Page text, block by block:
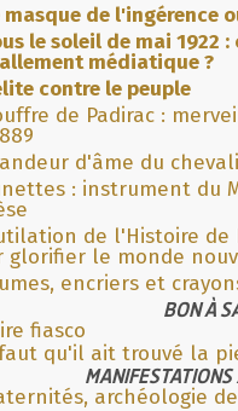
masque de l'ingérence
le soleil de mai 1922
médiatique ?
contre le peuple
de Padirac :
d'âme du
: instrument du
de l'Histoire de
glorifier le monde
encriers et
BON À
fiasco
qu'il ait trouvé la
archéologie